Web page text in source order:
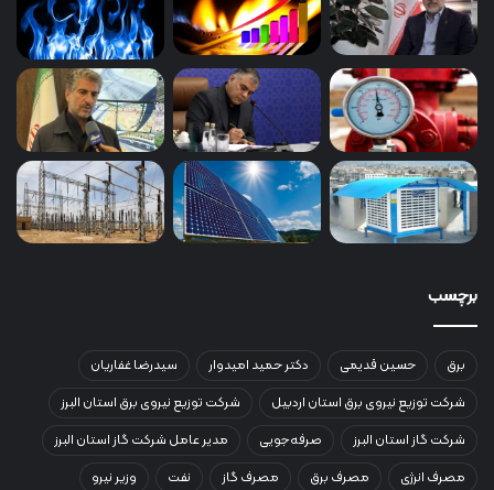
برچسب
برق حسین قدیمی دکتر حمید امیدوار
سیدرضا غفاریان
شرکت توزیع نیروی برق استان اردبیل
شرکت توزیع نیروی برق استان البرز
شرکت گاز استان البرز
صرفه‌جویی
مدیر عامل شرکت گاز استان البرز
مصرف انرژی
مصرف برق مصرف گاز نفت
وزیر نیرو